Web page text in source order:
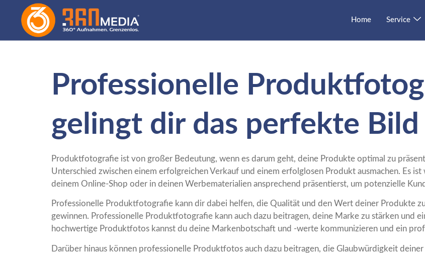
Home Service
Professionelle
gelingt dir das perfekte Bild
Produktfotografie ist von großer Bedeutung, wenn es darum geht, deine Produkte optimal zu
Unterschied zwischen einem erfolgreichen Verkauf und einem erfolglosen Produkt ausmachen. Es
deinem Online-Shop oder in deinen Werbematerialien ansprechend präsentierst, um potenzielle
Professionelle Produktfotografie kann dir dabei helfen, die Qualität und den Wert deiner Produkte
gewinnen. Professionelle Produktfotografie kann auch dazu beitragen, deine Marke zu stärken und
hochwertige Produktfotos kannst du deine Markenbotschaft und -werte kommunizieren und ein
Darüber hinaus können professionelle Produktfotos auch dazu beitragen, die Glaubwürdigkeit